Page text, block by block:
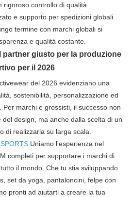
rigoroso controllo di qualità
e supporto per spedizioni globali
termine con marchi globali si
e qualità costante.
giusto per la produzione
per il 2026
del 2026 evidenziano una
sostenibilità, personalizzazione ed
Per marchi e grossisti, il successo non
design, ma anche dalla scelta di un
di realizzarla su larga scala.
Uniamo l'esperienza nel
completi per supportare i marchi di
il mondo. Che tu stia sviluppando
set da yoga, pantaloncini, felpe con
pronti ad aiutarti a creare la tua